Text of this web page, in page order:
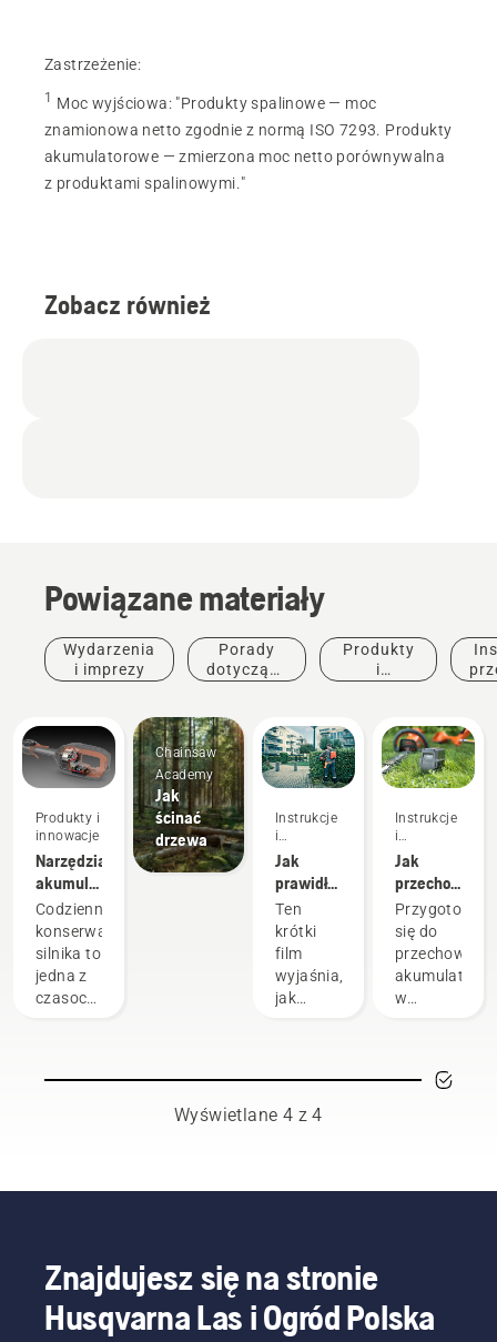
Zastrzeżenie:
1 Moc wyjściowa: "Produkty spalinowe — moc
znamionowa netto zgodnie z normą ISO 7293. Produkty
akumulatorowe — zmierzona moc netto porównywalna
z produktami spalinowymi."
Zobacz również
Powiązane materiały
Wydarzenia
i imprezy
Porady
dotyczące
Produkty
i
Produkty i
innowacje
Narzędzia
akumulatorowe
minimalizują
konieczność
konserwacji
urządzeń
elektrycznych
Codzienna
konserwacja
silnika to
jedna z
czasochłonnych
zakłócić
wymagające
w tym
zakresie.
Chainsaw
Academy
Jak
ścinać
drzewa
Instrukcje
i
przewodniki
Jak
prawidłowo
skonfigurować
i
zamocować
akumulator
plecakowy
Ten
krótki
film
wyjaśnia,
jak
akumulator
plecakowy,
firmy
Husqvarna.
Odpowiednio
dostosowany
Instrukcje
i
przewodniki
Jak
akumulator
Husqvarna
w
okresie
zimowym
się do
w
wziąć
Wyświetlane 4 z 4
Znajdujesz się na stronie
Husqvarna Las i Ogród Polska